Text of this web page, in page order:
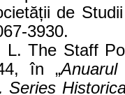
de
3930.
L. The Staff
în „
Series